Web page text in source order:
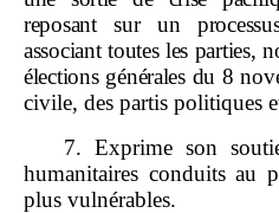
reposant sur un
associant toutes les parties,
élections générales du 8
civile, des partis politiques
7. Exprime son
humanitaires conduits au
plus vulnérables.